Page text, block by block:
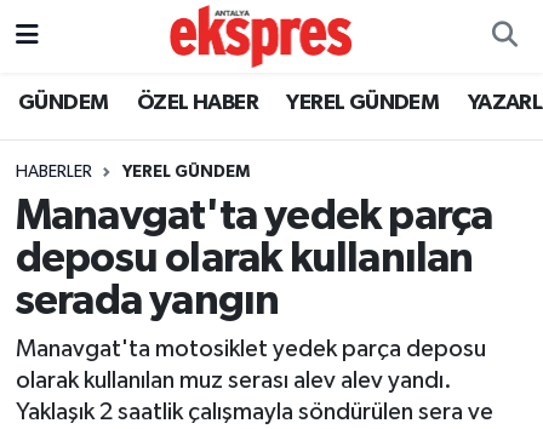
GÜNDEM ÖZEL HABER YEREL GÜNDEM
HABERLER YEREL GÜNDEM
Manavgat'ta yedek parça
deposu olarak kullanılan
serada yangın
Manavgat'ta motosiklet yedek parça deposu
olarak kullanılan muz serası alev alev yandı.
Yaklaşık 2 saatlik çalışmayla söndürülen sera ve
ÖZEL HABER
YEREL GÜNDEM
EKONOMİ
KÜLTÜR - SANAT
SPOR
Nöbetçi Eczaneler
Trafik Durumu
Süper Lig Puan Durumu ve Fikstür
Tüm Manşetler
Son Dakika Haberleri